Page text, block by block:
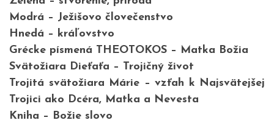
Modrá – Ježišovo človečenstvo
Hnedá – kráľovstvo
Grécke písmená THEOTOKOS – Matka Božia
Svätožiara Dieťaťa – Trojičný život
Trojitá svätožiara Márie – vzťah k Najsvätejšej
Trojici ako Dcéra, Matka a Nevesta
Kniha – Božie slovo